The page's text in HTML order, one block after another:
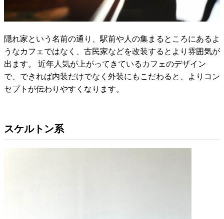
隠れ家という名前の通り、駅前や人の集まるところにあるよ
うなカフェではなく、古民家などを改装するとより雰囲気が
出ます。 近年人気が上がってきているカフェのデザイン
で、できれば内装だけでなく外装にもこだわると、よりコン
セプトが伝わりやすくなります。
スケルトン系